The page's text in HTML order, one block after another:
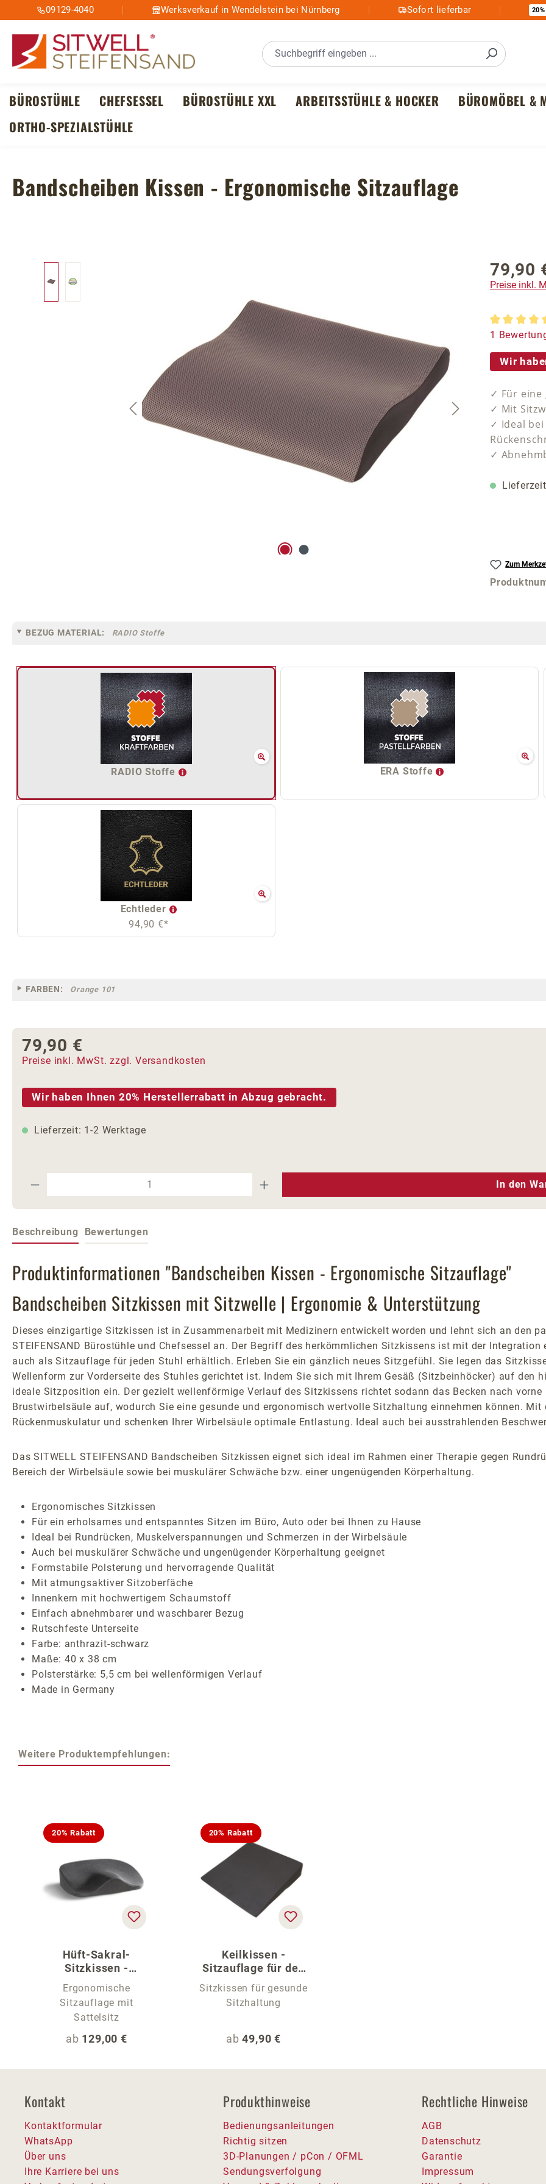
Hauptinhalt springen
Zur Suche springen
Zur Hauptnavigation springen
09129-4040 Werksverkauf in Wendelstein bei Nürnberg Sofort lieferbar 20%
BÜROSTÜHLE CHEFSESSEL BÜROSTÜHLE XXL ARBEITSSTÜHLE & HOCKER BÜROMÖBEL &
ORTHO-SPEZIALSTÜHLE
Bandscheiben Kissen - Ergonomische Sitzauflage
Regulärer
79,90
Preise inkl.
1
Wir
✓ Für eine
✓ Mit
✓ Ideal
✓
Zum
BEZUG MATERIAL: RADIO Stoffe
RADIO Stoffe ERA Stoffe
Echtleder
94,90 €*
FARBEN: Orange 101
Regulärer Preis:
79,90 €
Preise inkl. MwSt. zzgl. Versandkosten
Wir haben Ihnen 20% Herstellerrabatt in Abzug gebracht.
Lieferzeit: 1-2 Werktage
Produkt Anzahl: Gib den gewünschten Wert ein oder benutze die In den
Beschreibung Bewertungen
Produktinformationen "Bandscheiben Kissen - Ergonomische Sitzauflage"
Bandscheiben Sitzkissen mit Sitzwelle | Ergonomie & Unterstützung
Dieses einzigartige Sitzkissen ist in Zusammenarbeit mit Medizinern entwickelt worden und lehnt sich an den
STEIFENSAND Bürostühle und Chefsessel an. Der Begriff des herkömmlichen Sitzkissens ist mit der
auch als Sitzauflage für jeden Stuhl erhältlich. Erleben Sie ein gänzlich neues Sitzgefühl. Sie legen das
Wellenform zur Vorderseite des Stuhles gerichtet ist. Indem Sie sich mit Ihrem Gesäß (Sitzbeinhöcker) auf den
ideale Sitzposition ein. Der gezielt wellenförmige Verlauf des Sitzkissens richtet sodann das Becken nach
Brustwirbelsäule auf, wodurch Sie eine gesunde und ergonomisch wertvolle Sitzhaltung einnehmen können.
Rückenmuskulatur und schenken Ihrer Wirbelsäule optimale Entlastung. Ideal auch bei ausstrahlenden
Das SITWELL STEIFENSAND Bandscheiben Sitzkissen eignet sich ideal im Rahmen einer Therapie gegen
Bereich der Wirbelsäule sowie bei muskulärer Schwäche bzw. einer ungenügenden Körperhaltung.
Ergonomisches Sitzkissen
Für ein erholsames und entspanntes Sitzen im Büro, Auto oder bei Ihnen zu Hause
Ideal bei Rundrücken, Muskelverspannungen und Schmerzen in der Wirbelsäule
Auch bei muskulärer Schwäche und ungenügender Körperhaltung geeignet
Formstabile Polsterung und hervorragende Qualität
Mit atmungsaktiver Sitzoberfäche
Innenkern mit hochwertigem Schaumstoff
Einfach abnehmbarer und waschbarer Bezug
Rutschfeste Unterseite
Farbe: anthrazit-schwarz
Maße: 40 x 38 cm
Polsterstärke: 5,5 cm bei wellenförmigen Verlauf
Made in Germany
Weitere Produktempfehlungen:
20% Rabatt
Hüft-Sakral-
Sitzkissen -
Sitzauflage für Stühle
Ergonomische
Sitzauflage mit
Sattelsitz
Regulärer Preis:
ab 129,00 €
20% Rabatt
Keilkissen -
Sitzauflage für den
Stuhl
Sitzkissen für gesunde
Sitzhaltung
Regulärer Preis:
ab49,90 €
Kontakt
Kontaktformular
WhatsApp
Über uns
Ihre Karriere bei uns
Produkthinweise
Bedienungsanleitungen
Richtig sitzen
3D-Planungen / pCon / OFML
Sendungsverfolgung
Rechtliche Hinweise
AGB
Datenschutz
Garantie
Impressum